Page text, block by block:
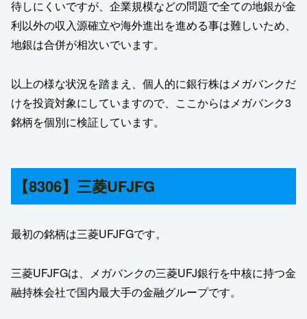
待しにくいですが、企業規模などの問題で全ての地銀が金
利以外の収入源確立や海外進出を進める事は難しいため、
地銀は合併が相次いでいます。
以上の様な状況を踏まえ、個人的に銀行株はメガバンクだ
けを投資対象にしていますので、ここからはメガバンク3
銘柄を個別に検証しています。
【8306】三菱UFJFG
最初の銘柄は三菱UFJFGです。
三菱UFJFGは、メガバンクの三菱UFJ銀行を中核に持つ金
融持株会社で国内最大手の金融グループです。